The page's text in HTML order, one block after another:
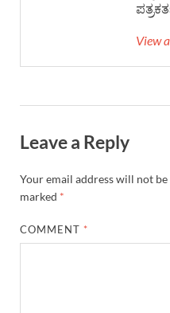
View
Leave a Reply
Your email address will not
marked *
COMMENT *